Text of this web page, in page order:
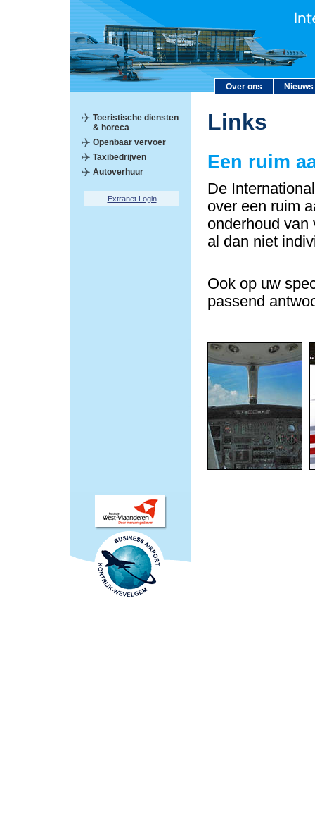
Over ons Nieuws
Toeristische diensten
& horeca
Openbaar vervoer
Taxibedrijven
Autoverhuur
Extranet Login
Links
Een ruim
De
over een ruim
onderhoud van
al dan niet
Ook op uw
passend